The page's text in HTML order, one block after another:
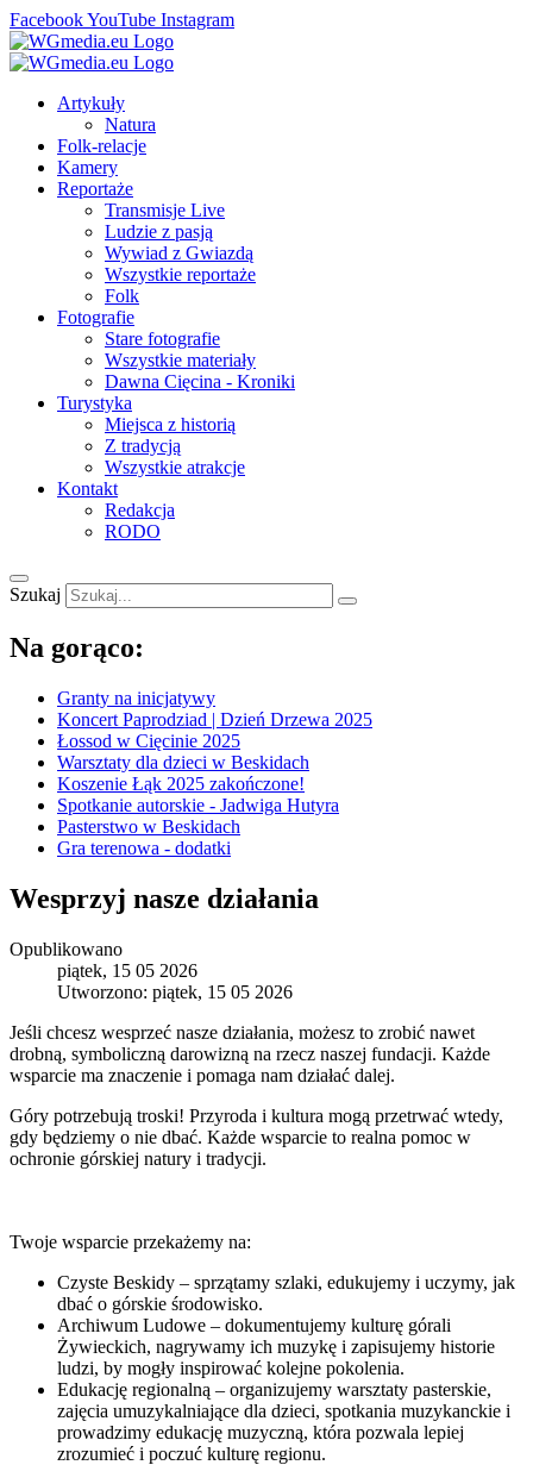
FacebookYouTube Instagram
Artykuły
Natura
Folk-relacje
Kamery
Reportaże
Transmisje Live
Ludzie z pasją
Wywiad z Gwiazdą
Wszystkie reportaże
Folk
Fotografie
Stare fotografie
Wszystkie materiały
Dawna Cięcina - Kroniki
Turystyka
Miejsca z historią
Z tradycją
Wszystkie atrakcje
Kontakt
Redakcja
RODO
Szukaj
Na gorąco:
Granty na inicjatywy
Koncert Paprodziad | Dzień Drzewa 2025
Łossod w Cięcinie 2025
Warsztaty dla dzieci w Beskidach
Koszenie Łąk 2025 zakończone!
Spotkanie autorskie - Jadwiga Hutyra
Pasterstwo w Beskidach
Gra terenowa - dodatki
Wesprzyj nasze działania
Opublikowano
piątek, 15 05 2026
Utworzono: piątek, 15 05 2026
Jeśli chcesz wesprzeć nasze działania, możesz to zrobić nawet
drobną, symboliczną darowizną na rzecz naszej fundacji. Każde
wsparcie ma znaczenie i pomaga nam działać dalej.
Góry potrzebują troski! Przyroda i kultura mogą przetrwać wtedy,
gdy będziemy o nie dbać. Każde wsparcie to realna pomoc w
ochronie górskiej natury i tradycji.
Twoje wsparcie przekażemy na:
Czyste Beskidy – sprzątamy szlaki, edukujemy i uczymy, jak
dbać o górskie środowisko.
Archiwum Ludowe – dokumentujemy kulturę górali
Żywieckich, nagrywamy ich muzykę i zapisujemy historie
ludzi, by mogły inspirować kolejne pokolenia.
Edukację regionalną – organizujemy warsztaty pasterskie,
zajęcia umuzykalniające dla dzieci, spotkania muzykanckie i
prowadzimy edukację muzyczną, która pozwala lepiej
zrozumieć i poczuć kulturę regionu.